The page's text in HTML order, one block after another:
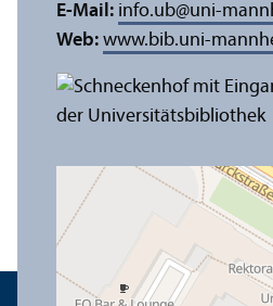
E-Mail: info.ub@uni-
Web: www.bib.uni-